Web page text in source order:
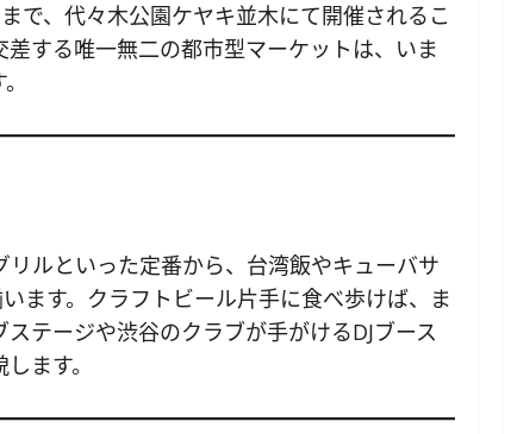
で、代々木公園ケヤキ並木にて開催されるこ
する唯一無二の都市型マーケットは、いま
ルといった定番から、台湾飯やキューバサ
ます。クラフトビール片手に食べ歩けば、ま
テージや渋谷のクラブが手がけるDJブース
ます。